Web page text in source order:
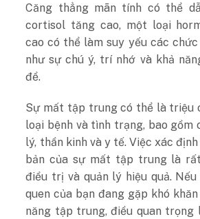
Căng thẳng mãn tính có thể
cortisol tăng cao, một loại
cao có thể làm suy yếu các
như sự chú ý, trí nhớ và khả
đề.
Sự ​​mất tập trung có thể là triệu
loại bệnh và tình trạng, bao gồm
lý, thần kinh và y tế. Việc xác
bản của sự mất tập trung là
điều trị và quản lý hiệu quả.
quen của bạn đang gặp khó
năng tập trung, điều quan trọng